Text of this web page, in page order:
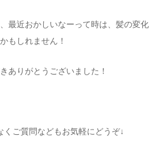
最近おかしいなーって時は、髪の変化
もしれません！
ありがとうございました！
くご質問などもお気軽にどうぞ↓